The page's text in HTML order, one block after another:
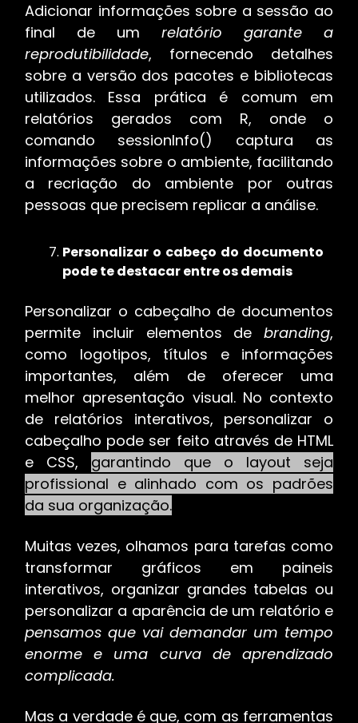
Adicionar informações sobre a sessão ao
final de um relatório garante a
reprodutibilidade, fornecendo detalhes
sobre a versão dos pacotes e bibliotecas
utilizados. Essa prática é comum em
relatórios gerados com R, onde o
comando sessionInfo() captura as
informações sobre o ambiente, facilitando
a recriação do ambiente por outras
pessoas que precisem replicar a análise.
Personalizar o cabeço do documento
pode te destacar entre os demais
Personalizar o cabeçalho de documentos
permite incluir elementos de branding,
como logotipos, títulos e informações
importantes, além de oferecer uma
melhor apresentação visual. No contexto
de relatórios interativos, personalizar o
cabeçalho pode ser feito através de HTML
e CSS, garantindo que o layout seja
profissional e alinhado com os padrões
da sua organização.
Muitas vezes, olhamos para tarefas como
transformar gráficos em paineis
interativos, organizar grandes tabelas ou
personalizar a aparência de um relatório e
pensamos que vai demandar um tempo
enorme e uma curva de aprendizado
complicada.
Mas a verdade é que, com as ferramentas